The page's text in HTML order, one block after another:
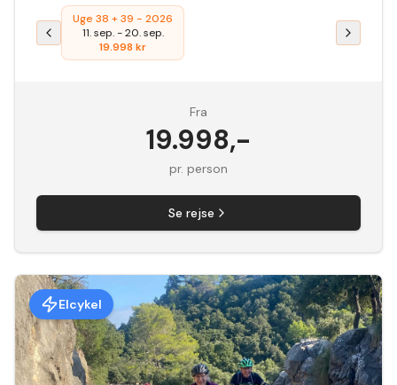
Uge 38 + 39 - 2026
11. sep.-20. sep.
19.998 kr
Fra
19.998,-
pr. person
Se rejse
Elcykel